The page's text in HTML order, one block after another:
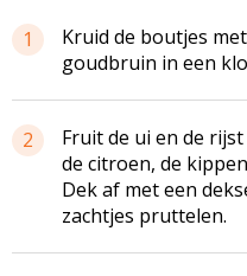
1
Kruid de boutjes
goudbruin in een
2
Fruit de ui en de
de citroen, de
Dek af met een
zachtjes pruttelen.